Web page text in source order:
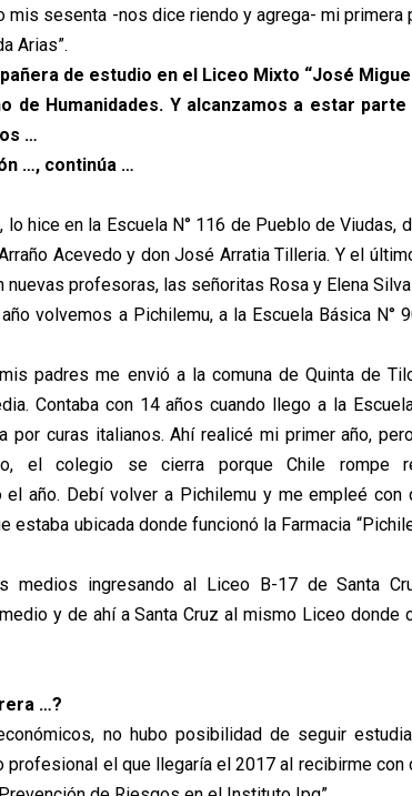
mis sesenta -nos dice riendo y agrega- mi primera
Arias”.
de estudio en el Liceo Mixto “José
de Humanidades. Y alcanzamos a estar parte
…
…, continúa …
hice en la Escuela N° 116 de Pueblo de Viudas,
Acevedo y don José Arratia Tilleria. Y el
profesoras, las señoritas Rosa y Elena
volvemos a Pichilemu, a la Escuela Básica N°
padres me envió a la comuna de Quinta de
Contaba con 14 años cuando llego a la
por curas italianos. Ahí realicé mi primer año,
el colegio se cierra porque Chile rompe
año. Debí volver a Pichilemu y me empleé con
estaba ubicada donde funcionó la Farmacia
medios ingresando al Liceo B-17 de Santa
y de ahí a Santa Cruz al mismo Liceo donde
…?
no hubo posibilidad de seguir
profesional el que llegaría el 2017 al recibirme con